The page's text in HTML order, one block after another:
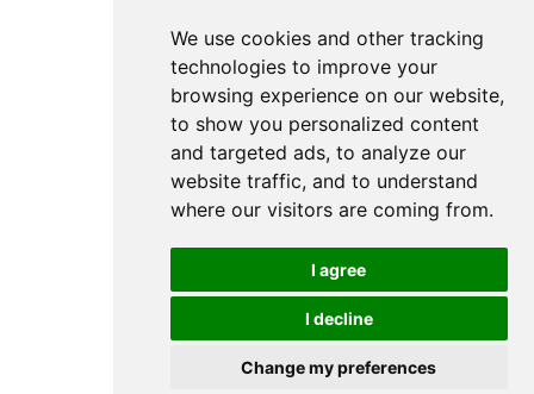
We use cookies and other tracking
technologies to improve your
browsing experience on our website,
to show you personalized content
and targeted ads, to analyze our
website traffic, and to understand
where our visitors are coming from.
I agree
I decline
Change my preferences